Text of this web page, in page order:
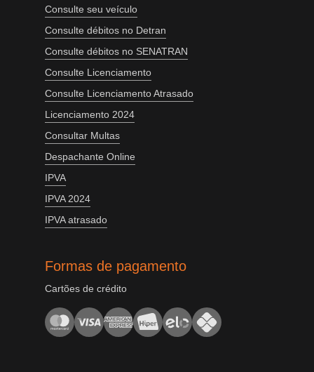
Consulte seu veículo
Consulte débitos no Detran
Consulte débitos no SENATRAN
Consulte Licenciamento
Consulte Licenciamento Atrasado
Licenciamento 2024
Consultar Multas
Despachante Online
IPVA
IPVA 2024
IPVA atrasado
Formas de pagamento
Cartões de crédito